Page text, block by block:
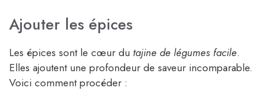
Ajouter les épices
Les épices sont le cœur du tajine de légumes facile.
Elles ajoutent une profondeur de saveur incomparable.
Voici comment procéder :